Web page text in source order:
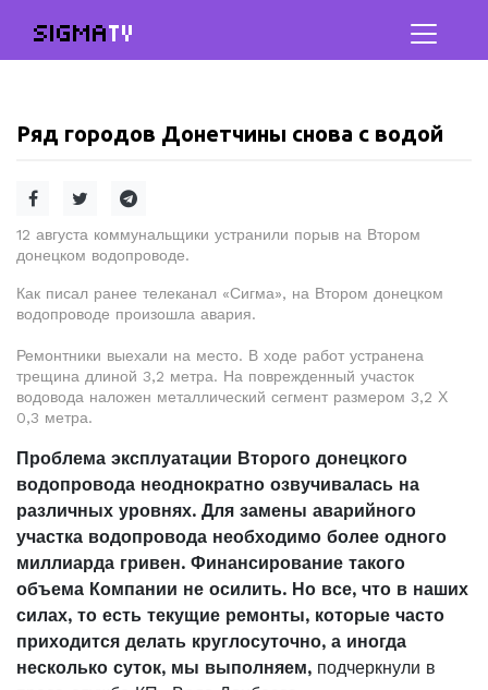
SIGMATV
Ряд городов Донетчины снова с водой
12 августа коммунальщики устранили порыв на Втором
донецком водопроводе.
Как писал ранее телеканал «Сигма», на Втором донецком
водопроводе произошла авария.
Ремонтники выехали на место. В ходе работ устранена
трещина длиной 3,2 метра. На поврежденный участок
водовода наложен металлический сегмент размером 3,2 Х
0,3 метра.
Проблема эксплуатации Второго донецкого
водопровода неоднократно озвучивалась на
различных уровнях. Для замены аварийного
участка водопровода необходимо более одного
миллиарда гривен. Финансирование такого
объема Компании не осилить. Но все, что в наших
силах, то есть текущие ремонты, которые часто
приходится делать круглосуточно, а иногда
несколько суток, мы выполняем, подчеркнули в